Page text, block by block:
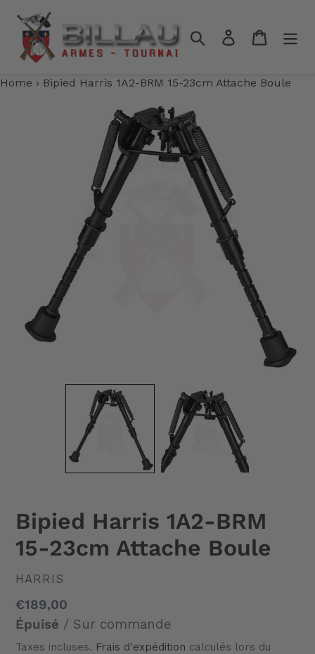
contenu
RechercherSe connecter
Panier
Home › Bipied Harris 1A2-BRM 15-23cm Attache Boule
Bipied Harris 1A2-BRM
15-23cm Attache Boule
DISTRIBUTEUR
HARRIS
Prix
normal
€189,00
Épuisé / Sur commande
Taxes incluses. Frais d'expédition calculés lors du